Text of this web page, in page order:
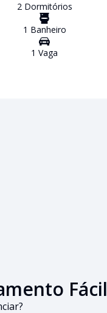
2Dormitórios
1 Banheiro
1 Vaga
Fácil